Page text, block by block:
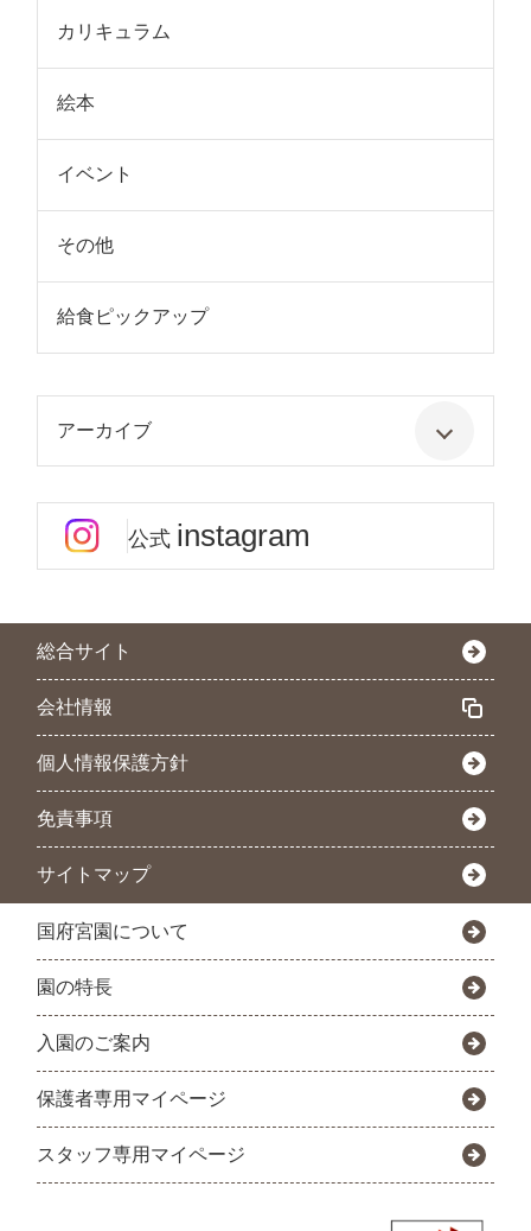
カリキュラム
絵本
イベント
その他
給食ピックアップ
アーカイブ
公式 instagram
総合サイト
会社情報
個人情報保護方針
免責事項
サイトマップ
国府宮園について
園の特長
入園のご案内
保護者専用マイページ
スタッフ専用マイページ